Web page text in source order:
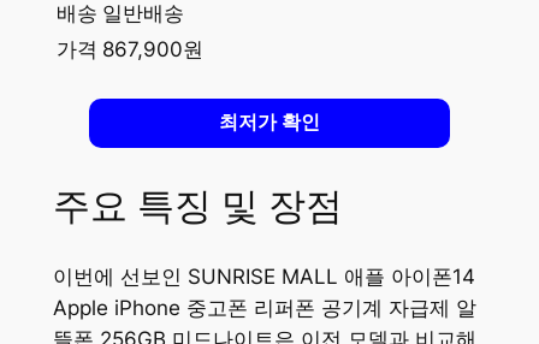
배송 일반배송
가격 867,900원
최저가 확인
주요 특징 및 장점
이번에 선보인 SUNRISE MALL 애플 아이폰14
Apple iPhone 중고폰 리퍼폰 공기계 자급제 알
뜰폰 256GB 미드나이트은 이전 모델과 비교해